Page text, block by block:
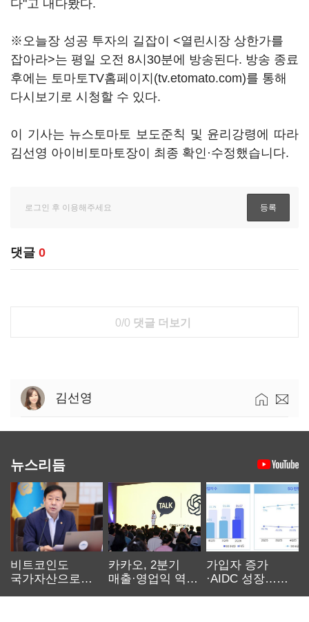
다"고 내다봤다.
※오늘장 성공 투자의 길잡이 <열린시장 상한가를
잡아라>는 평일 오전 8시30분에 방송된다. 방송 종료
후에는 토마토TV홈페이지(tv.etomato.com)를 통해
다시보기로 시청할 수 있다.
이 기사는 뉴스토마토 보도준칙 및 윤리강령에 따라
김선영 아이비토마토장이 최종 확인·수정했습니다.
댓글 0
0/0 댓글 더보기
김선영
뉴스리듬
비트코인도
국가자산으로…'
카카오, 2분기
매출·영업익 역대
가입자 증가
·AIDC 성장…